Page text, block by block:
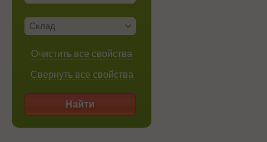
Склад
Очистить все свойства
Свернуть все свойства
Найти